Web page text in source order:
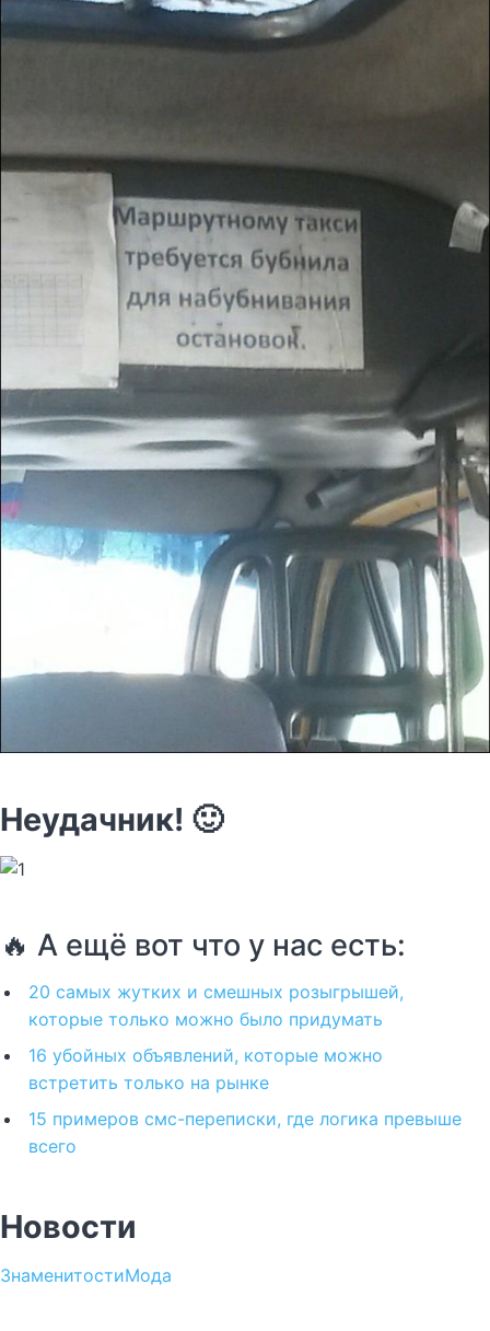
Неудачник! 🙂
🔥 А ещё вот что у нас есть:
20 самых жутких и смешных розыгрышей,
которые только можно было придумать
16 убойных объявлений, которые можно
встретить только на рынке
15 примеров смс-переписки, где логика превыше
всего
Новости
ЗнаменитостиМода